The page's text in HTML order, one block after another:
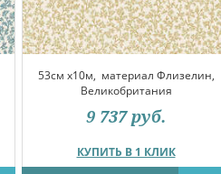
53см x10м, материал Флизелин,
Великобритания
КУПИТЬ В 1 КЛИК
9 737 руб.